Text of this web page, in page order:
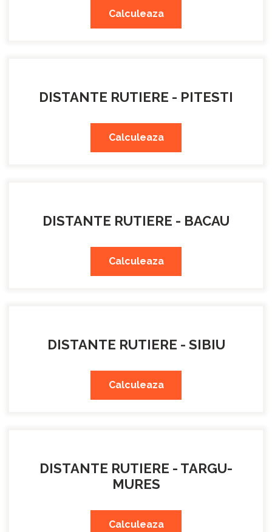
Calculeaza
DISTANTE RUTIERE - PITESTI
Calculeaza
DISTANTE RUTIERE - BACAU
Calculeaza
DISTANTE RUTIERE - SIBIU
Calculeaza
DISTANTE RUTIERE - TARGU-
MURES
Calculeaza